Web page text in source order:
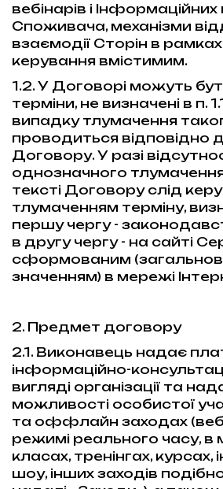
вебінарів і Інформаційних
Споживача, механізми
взаємодії Сторін в
керування вмістимим.
1.2. У Договорі можуть
терміни, не визначені в п.
випадку тлумачення
проводиться відповідно
Договору. У разі
однозначного
тексті Договору слід
тлумаченням терміну,
першу чергу -
в другу чергу - на сайті
сформованим
значенням) в мережі
2. Предмет договору
2.1. Виконавець надає
інформаційно-
вигляді організації та
можливості особистої
та оффлайн заходах
режимі реального часу, в
класах, тренінгах, курсах,
шоу, інших заходів